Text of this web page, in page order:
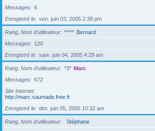
Messages
6
Enregistré le
ven. juin 03, 2005 2:38 pm
Rang, Nom d’utilisateur ***** Bernard
Messages
120
Enregistré le
sam. juin 04, 2005 4:29 am
Rang, Nom d’utilisateur *3* Marc
Messages
672
Site Internet
http://marc.saumade.free.fr
Enregistré le
dim. juin 05, 2005 10:32 am
Rang, Nom d’utilisateur
Stéphane